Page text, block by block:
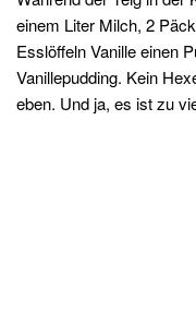
einem Liter Milch, 2
Esslöffeln Vanille einen
Vanillepudding. Kein
eben. Und ja, es ist zu